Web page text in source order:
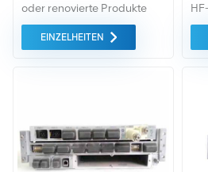
oder renovierte Produkte
benötigen, wir kümmern uns
um alles Garantie als
EINZELHEITEN